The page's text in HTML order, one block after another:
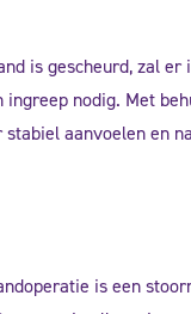
is gescheurd, zal
nodig. Met
aanvoelen en
is een